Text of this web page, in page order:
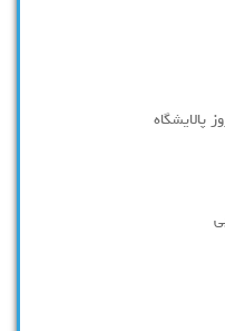
پالایشگاه